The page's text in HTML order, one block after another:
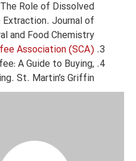
Role of Dissolved
Journal of
and Food Chemistry.
Association (SCA)
A Guide to Buying,
St. Martin’s Griffin.